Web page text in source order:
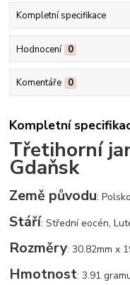
Kompletní specifikace
Hodnocení 0
Komentáře 0
Kompletní
Třetihorní
Gdaňsk
Země původu:
Stáří: Střední eocén,
Rozměry: 30.82mm x
Hmotnost: 3.91